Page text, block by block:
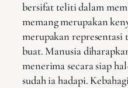
bersifat teliti dalam
memang merupakan
merupakan
buat. Manusia
menerima secara siap
sudah ia hadapi.